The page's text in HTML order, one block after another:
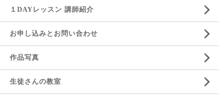
１DAYレッスン 講師紹介
お申し込みとお問い合わせ
作品写真
生徒さんの教室